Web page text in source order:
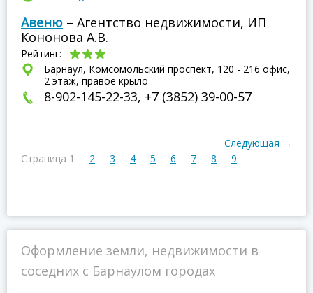
Авеню – Агентство недвижимости, ИП
Кононова А.В.
Рейтинг:
Барнаул, Комсомольский проспект, 120 - 216 офис,
2 этаж, правое крыло
8-902-145-22-33, +7 (3852) 39-00-57
Следующая →
Страница 1
2 3 4 5 6 7 8 9
Оформление земли, недвижимости в
соседних с Барнаулом городах